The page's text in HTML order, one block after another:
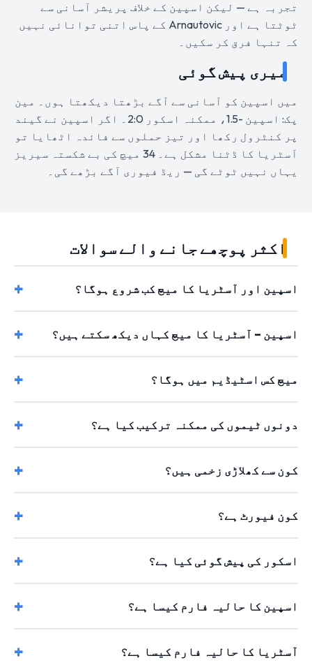
تجربہ ہے — لیکن اسپین کے خلاف پریشر آسانی سے
ٹوٹتا ہے اور Arnautovic کے پاس اتنی توانائی نہیں
کہ تنہا فرق کر سکیں۔
میری پیش گوئی
میں اسپین کو آسانی سے آگے بڑھتا دیکھتا ہوں۔ مین
پک: اسپین -1.5، ممکنہ اسکور 2:0۔ اگر اسپین نے گیند
پر کنٹرول رکھا اور تیز حملوں سے فائدہ اٹھایا تو
آسٹریا کا ڈٹنا مشکل ہے۔ 34 میچ کی بے شکستہ سیریز
یہاں نہیں ٹوٹے گی — ریڈ فیوری آگے بڑھے گی۔
اکثر پوچھے جانے والے سوالات
اسپین اور آسٹریا کا میچ کب شروع ہوگا؟
اسپین – آسٹریا کا میچ کہاں دیکھ سکتے ہیں؟
میچ کس اسٹیڈیم میں ہوگا؟
دونوں ٹیموں کی ممکنہ ترکیب کیا ہے؟
کون سے کھلاڑی زخمی ہیں؟
کون فیورٹ ہے؟
اسکور کی پیش گوئی کیا ہے؟
اسپین کا حالیہ فارم کیسا ہے؟
آسٹریا کا حالیہ فارم کیسا ہے؟